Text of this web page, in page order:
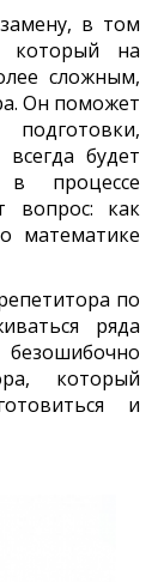
в том
на
сложным,
Он поможет
будет
в процессе
вопрос: как
математике
по
ряда
который
и